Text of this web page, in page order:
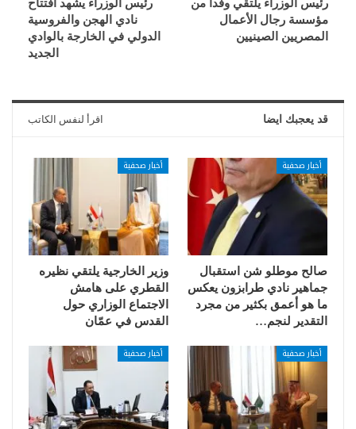
رئيس الوزراء يلتقي وفدا من
مؤسسة رجال الأعمال
المصريين الصينيين
رئيس الوزراء يشهد افتتاح
نادي الهجن والفروسية
الدولي في الخارجة بالوادي
الجديد
قد يعجبك ايضا اقرأ لنفس الكاتب
أخبار صحفية
صالح موطلو شن استقبال
جماهير نادي طرابزون يعكس
ما هو أعمق بكثير من مجرد
التقدير لنجم…
أخبار صحفية
وزير الخارجية يلتقي نظيره
القطري على هامش
الاجتماع الوزاري حول
القدس في عمّان
أخبار صحفية أخبار صحفية